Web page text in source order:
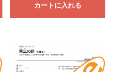
カートに入れる